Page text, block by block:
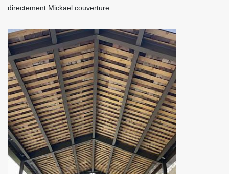
directement Mickael couverture.